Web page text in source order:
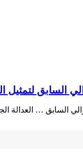
السابق لتمثيل
السابق …